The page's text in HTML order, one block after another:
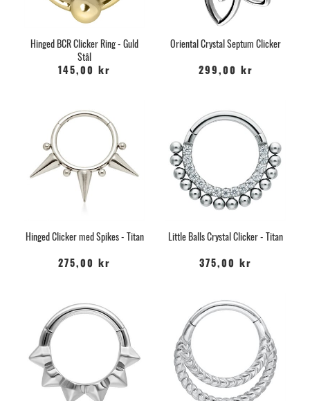
Hinged BCR Clicker Ring - Guld
Stål
145,00 kr
Oriental Crystal Septum Clicker
299,00 kr
Hinged Clicker med Spikes - Titan
275,00 kr
Little Balls Crystal Clicker - Titan
375,00 kr